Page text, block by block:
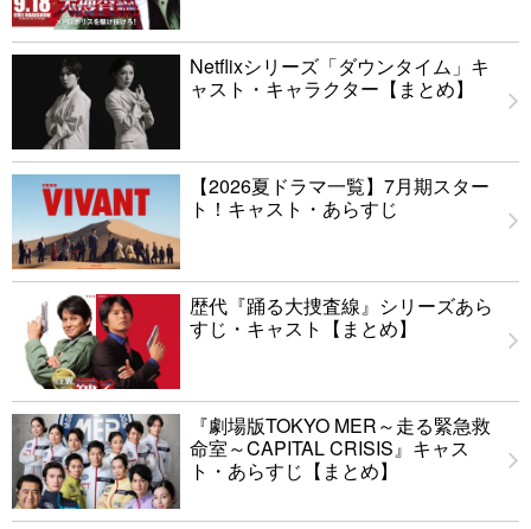
Netflixシリーズ「ダウンタイム」キ
ャスト・キャラクター【まとめ】
【2026夏ドラマ一覧】7月期スター
ト！キャスト・あらすじ
歴代『踊る大捜査線』シリーズあら
すじ・キャスト【まとめ】
『劇場版TOKYO MER～走る緊急救
命室～CAPITAL CRISIS』キャス
ト・あらすじ【まとめ】